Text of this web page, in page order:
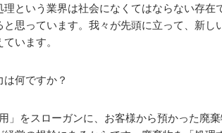
という業界は社会になくてはならない存在
思っています。我々が先頭に立って、新し
います。
何ですか？
」をスローガンに、お客様から預かった廃